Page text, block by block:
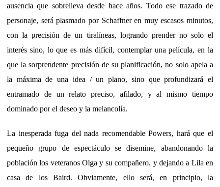
ausencia que sobrelleva desde hace años. Todo ese trazado de
personaje, será plasmado por Schaffner en muy escasos minutos,
con la precisión de un tiralíneas, logrando prender no solo el
interés sino, lo que es más difícil, contemplar una película, en la
que la sorprendente precisión de su planificación, no solo apela a
la máxima de una idea / un plano, sino que profundizará el
entramado de un relato preciso, afilado, y al mismo tiempo
dominado por el deseo y la melancolía.
La inesperada fuga del nada recomendable Powers, hará que el
pequeño grupo de espectáculo se disemine, abandonando la
población los veteranos Olga y su compañero, y dejando a Lila en
casa de los Baird. Obviamente, ello será, en principio, la